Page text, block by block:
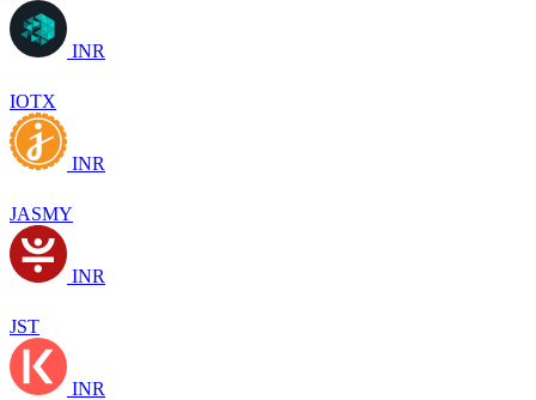
INR
IOTX
INR
JASMY
INR
JST
INR